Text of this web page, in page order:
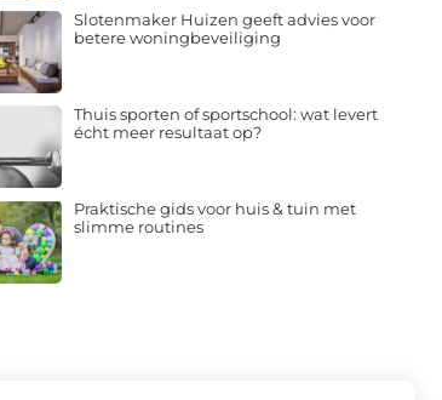
Slotenmaker Huizen geeft advies voor
betere woningbeveiliging
Thuis sporten of sportschool: wat levert
écht meer resultaat op?
Praktische gids voor huis & tuin met
slimme routines